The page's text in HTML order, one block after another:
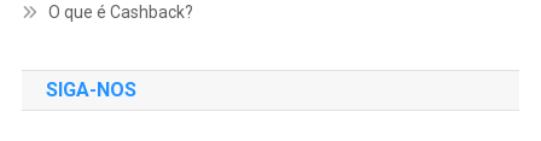
O que é Cashback?
SIGA-NOS